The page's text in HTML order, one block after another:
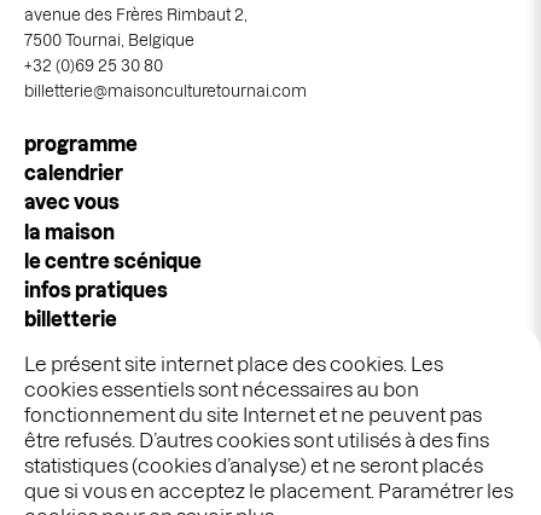
Le présent site internet place des cookies. Les
cookies essentiels sont nécessaires au bon
fonctionnement du site Internet et ne peuvent pas
être refusés. D’autres cookies sont utilisés à des fins
statistiques (cookies d’analyse) et ne seront placés
que si vous en acceptez le placement. Paramétrer les
avenue des Frères Rimbaut 2,
7500 Tournai, Belgique
+32 (0)69 25 30 80
billetterie@maisonculturetournai.com
Navigation
principale
programme
calendrier
avec vous
la maison
le centre scénique
infos pratiques
billetterie
idées cadeaux
stages & ateliers
Graphisme :
Développement :